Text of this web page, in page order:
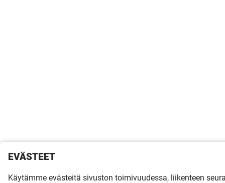
EVÄSTEET
Käytämme evästeitä sivuston toimivuudessa, liikenteen